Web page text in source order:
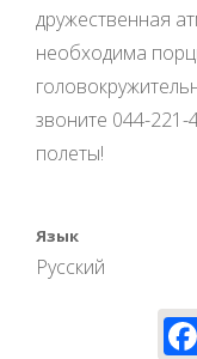
дружественная
необходима
звоните 044-221-
полеты!
Язык
Русский